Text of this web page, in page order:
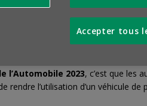
en Ukraine, ces mêmes
touché.
l’Automobile 2023, c’est que les
l’utilisation d’un véhicule de
Accepter tous